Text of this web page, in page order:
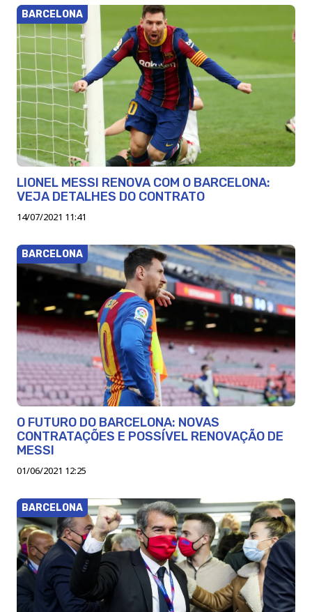
BARCELONA
LIONEL MESSI RENOVA COM O BARCELONA:
VEJA DETALHES DO CONTRATO
14/07/2021 11:41
BARCELONA
O FUTURO DO BARCELONA: NOVAS
CONTRATAÇÕES E POSSÍVEL RENOVAÇÃO DE
MESSI
01/06/2021 12:25
BARCELONA